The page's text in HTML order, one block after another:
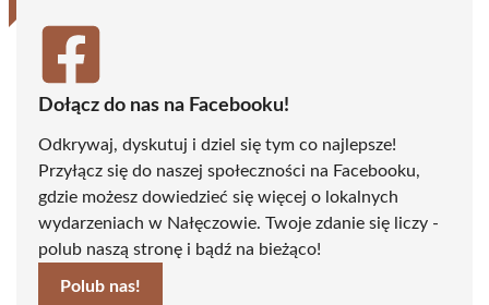
Dołącz do nas na Facebooku!
Odkrywaj, dyskutuj i dziel się tym co najlepsze!
Przyłącz się do naszej społeczności na Facebooku,
gdzie możesz dowiedzieć się więcej o lokalnych
wydarzeniach w Nałęczowie. Twoje zdanie się liczy -
polub naszą stronę i bądź na bieżąco!
Polub nas!